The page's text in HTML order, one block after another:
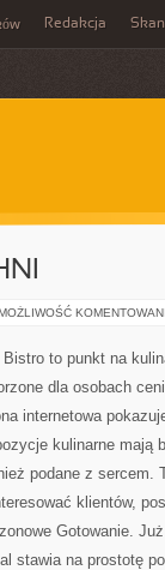
Redakcja
Bistro to punkt na
dla osobach
internetowa
kulinarne mają
podane z sercem.
klientów,
Gotowanie.
stawia na prostotę